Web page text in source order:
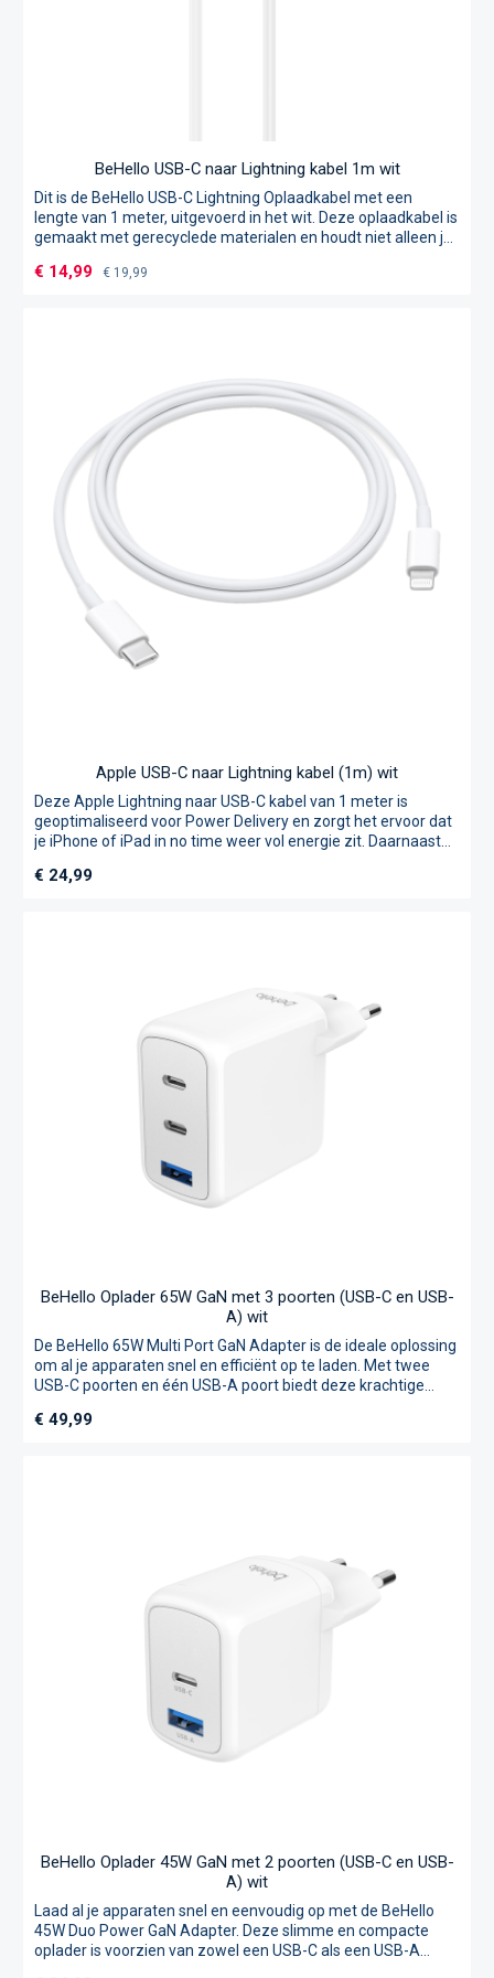
BeHello USB-C naar Lightning kabel 1m wit
Dit is de BeHello USB-C Lightning Oplaadkabel met een
lengte van 1 meter, uitgevoerd in het wit. Deze oplaadkabel is
gemaakt met gerecyclede materialen en houdt niet alleen je
voetafdruk. Deze oplaadkabel is geschikt voor Apple iPhone
Verkoopprijs:
€ 14,99 Normale prijs:
€ 19,99
Apple USB-C naar Lightning kabel (1m) wit
Deze Apple Lightning naar USB-C kabel van 1 meter is
geoptimaliseerd voor Power Delivery en zorgt het ervoor dat
je iPhone of iPad in no time weer vol energie zit. Daarnaast
gegevensoverdracht tussen je apparaten, perfect voor het
Normale prijs:
€ 24,99
BeHello Oplader 65W GaN met 3 poorten (USB-C en USB-
A) wit
De BeHello 65W Multi Port GaN Adapter is de ideale oplossing
om al je apparaten snel en efficiënt op te laden. Met twee
USB-C poorten en één USB-A poort biedt deze krachtige
laden, perfect voor maximale productiviteit.Deze 65W
tegelijkertijd van stroom te voorzien, zonder dat je meerdere
opladers nodig hebt. Bovendien is de oplader uitgerust met
verschillende beveiligingen tegen overstroom, overspanning
en oververhitting, zodat je apparaten altijd veilig opgeladen
Compact en krachtig door GaN-technologie
Geschikt voor diverse apparaten zoals laptops, smartphones
Normale prijs:
€ 49,99
BeHello Oplader 45W GaN met 2 poorten (USB-C en USB-
A) wit
Laad al je apparaten snel en eenvoudig op met de BeHello
45W Duo Power GaN Adapter. Deze slimme en compacte
oplader is voorzien van zowel een USB-C als een USB-A